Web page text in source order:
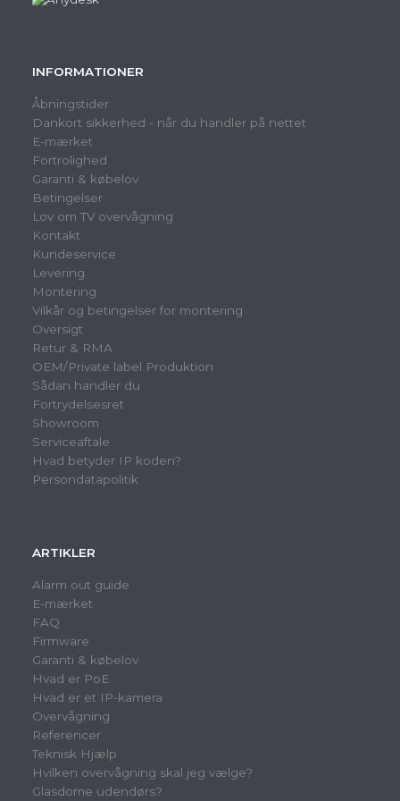
INFORMATIONER
Åbningstider
Dankort sikkerhed - når du handler på nettet
E-mærket
Fortrolighed
Garanti & købelov
Betingelser
Lov om TV overvågning
Kontakt
Kundeservice
Levering
Montering
Vilkår og betingelser for montering
Oversigt
Retur & RMA
OEM/Private label Produktion
Sådan handler du
Fortrydelsesret
Showroom
Serviceaftale
Hvad betyder IP koden?
Persondatapolitik
ARTIKLER
Alarm out guide
E-mærket
FAQ
Firmware
Garanti & købelov
Hvad er PoE
Hvad er et IP-kamera
Overvågning
Referencer
Teknisk Hjælp
Hvilken overvågning skal jeg vælge?
Glasdome udendørs?